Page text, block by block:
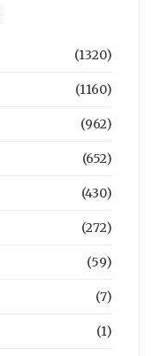
(1320)
(1160)
(962)
(652)
(430)
(272)
(59)
(7)
(1)